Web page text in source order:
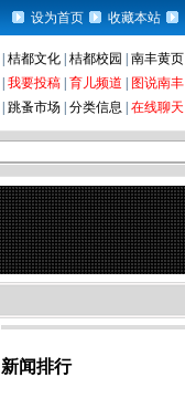
设为首页 收藏本站
桔都文化 桔都校园
南丰黄页
我要投稿 育儿频道
图说南丰
跳蚤市场 分类信息 在线聊天
新闻排行